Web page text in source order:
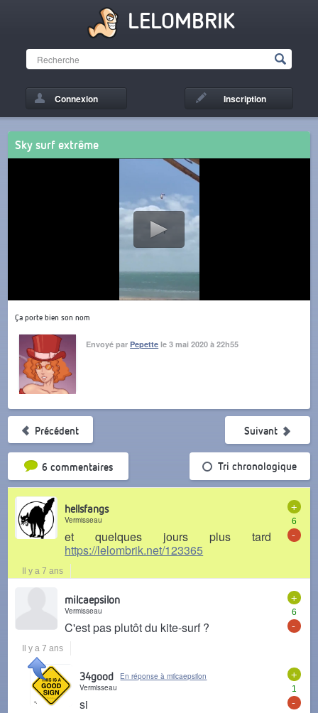
LELOMBRIK
Connexion Inscription
Sky surf extrême
Ça porte bien son nom
Envoyé parPepette le 3 mai 2020 à 22h55
Précédent
6 commentairesTri par popularité Tri chronologique
Suivant
+
6
-
hellsfangs
Vermisseau
et quelques jours plus tard
https://lelombrik.net/123365
Il y a 7 ans
+
6
-
milcaepsilon
Vermisseau
C'est pas plutôt du kite-surf ?
Il y a 7 ans
+
1
-
34good
En réponse à milcaepsilon
Vermisseau
si